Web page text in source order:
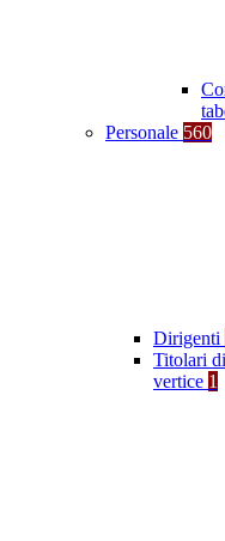
Personale 560
Dirigenti
Titolari
vertice 1